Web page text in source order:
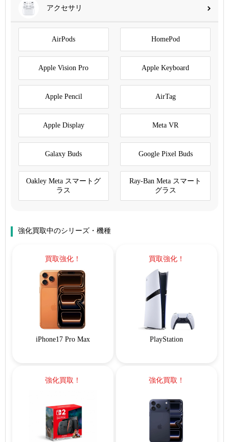
アクセサリ
AirPods HomePod
Apple Vision Pro Apple Keyboard
Apple Pencil AirTag
Apple Display Meta VR
Galaxy Buds Google Pixel Buds
Oakley Meta スマートグ
ラス
Ray-Ban Meta スマート
グラス
強化買取中のシリーズ・機種
買取強化！
iPhone17 Pro Max
買取強化！
PlayStation
強化買取！ 強化買取！